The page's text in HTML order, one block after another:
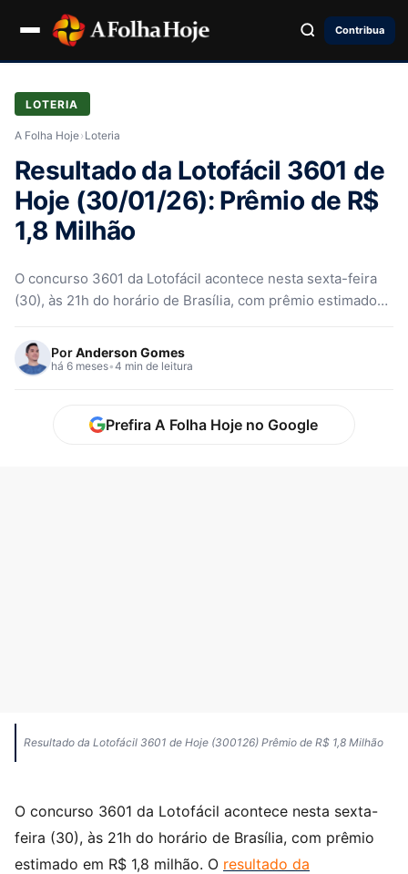
Contribua
LOTERIA
A Folha Hoje› Loteria
Resultado da Lotofácil 3601 de
Hoje (30/01/26): Prêmio de R$
1,8 Milhão
O concurso 3601 da Lotofácil acontece nesta sexta-feira
(30), às 21h do horário de Brasília, com prêmio estimado
PorAnderson Gomes
há 6 meses•4 min de leitura
Prefira A Folha Hoje no Google
Resultado da Lotofácil 3601 de Hoje (300126) Prêmio de R$ 1,8 Milhão
O concurso 3601 da Lotofácil acontece nesta sexta-
feira (30), às 21h do horário de Brasília, com prêmio
estimado em R$ 1,8 milhão. O resultado da